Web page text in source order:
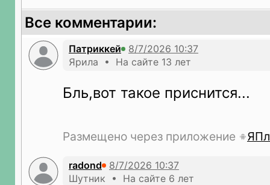
Все комментарии:
Патриккей
Ярила • На сайте 13 лет
Бль,вот такое приснится...
Размещено через приложение
radond
Шутник • На сайте 6 лет